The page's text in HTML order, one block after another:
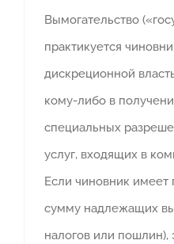
Вымогательство
практикуется
дискреционной
кому-либо в
специальных
услуг, входящих в
Если чиновник имеет
сумму надлежащих
налогов или пошлин),